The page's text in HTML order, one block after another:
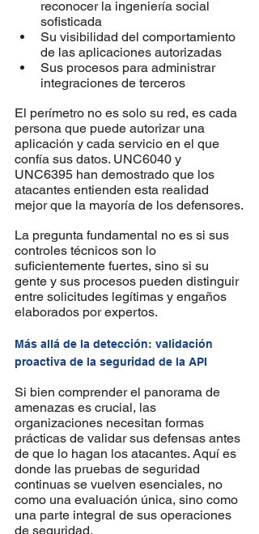
reconocer la ingeniería social
sofisticada
Su visibilidad del comportamiento
de las aplicaciones autorizadas
Sus procesos para administrar
integraciones de terceros
El perímetro no es solo su red, es cada
persona que puede autorizar una
aplicación y cada servicio en el que
confía sus datos. UNC6040 y
UNC6395 han demostrado que los
atacantes entienden esta realidad
mejor que la mayoría de los defensores.
La pregunta fundamental no es si sus
controles técnicos son lo
suficientemente fuertes, sino si su
gente y sus procesos pueden distinguir
entre solicitudes legítimas y engaños
elaborados por expertos.
Más allá de la detección: validación
proactiva de la seguridad de la API
Si bien comprender el panorama de
amenazas es crucial, las
organizaciones necesitan formas
prácticas de validar sus defensas antes
de que lo hagan los atacantes. Aquí es
donde las pruebas de seguridad
continuas se vuelven esenciales, no
como una evaluación única, sino como
una parte integral de sus operaciones
de seguridad.